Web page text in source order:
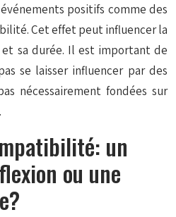
positifs comme des
Cet effet peut influencer la
sa durée. Il est important de
se laisser influencer par des
nécessairement fondées sur
un
ou une